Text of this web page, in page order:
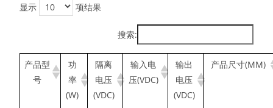
显示 项结果
搜索:
产品型
号
功
率
(W)
隔离
电压
(VDC)
输入电
压(VDC)
输出
电压
(VDC)
产品尺寸(MM)